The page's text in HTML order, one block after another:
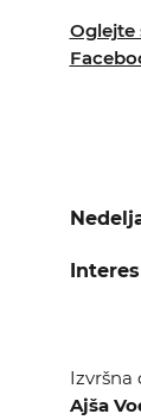
Oglejte
Izvršna
Ajša